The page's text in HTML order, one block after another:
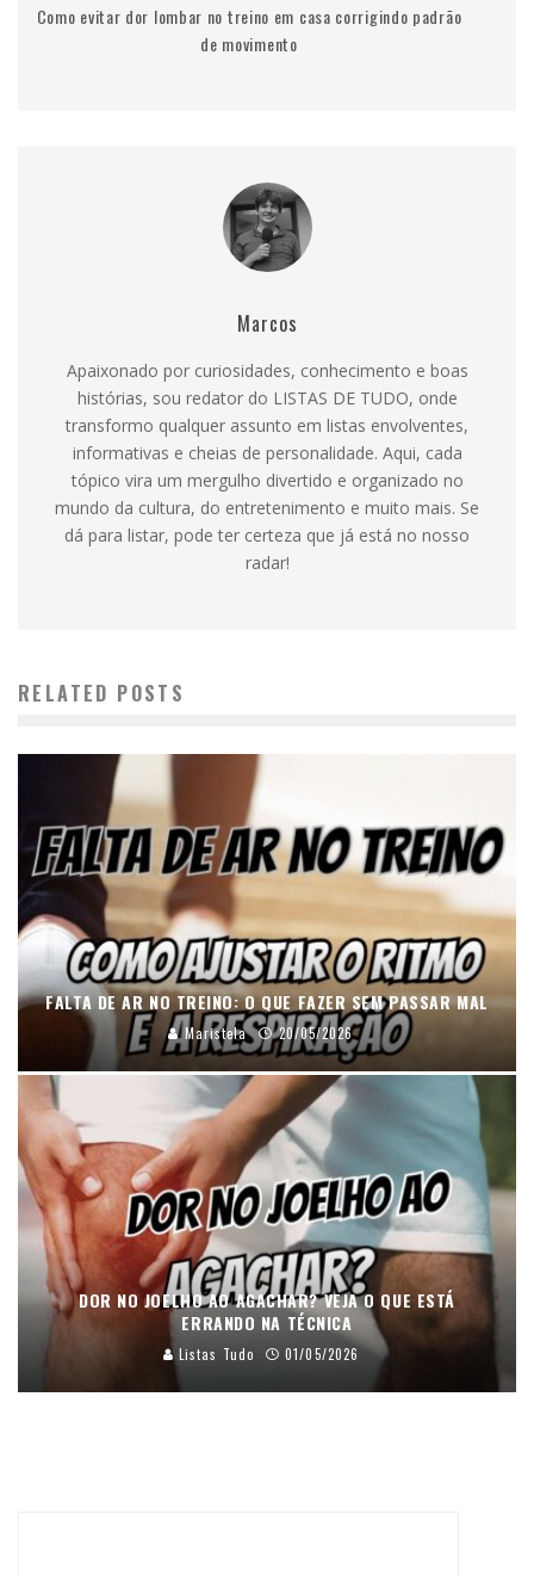
Como evitar dor lombar no treino em casa corrigindo padrão
de movimento
Marcos
Apaixonado por curiosidades, conhecimento e boas
histórias, sou redator do LISTAS DE TUDO, onde
transformo qualquer assunto em listas envolventes,
informativas e cheias de personalidade. Aqui, cada
tópico vira um mergulho divertido e organizado no
mundo da cultura, do entretenimento e muito mais. Se
dá para listar, pode ter certeza que já está no nosso
radar!
RELATED POSTS
FALTA DE AR NO TREINO: O QUE FAZER SEM PASSAR MAL
Maristela 20/05/2026
DOR NO JOELHO AO AGACHAR? VEJA O QUE ESTÁ
ERRANDO NA TÉCNICA
Listas Tudo 01/05/2026